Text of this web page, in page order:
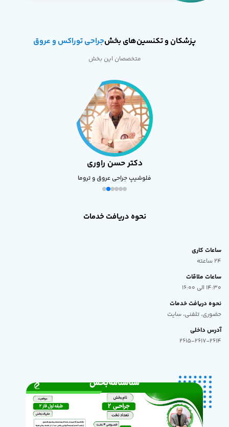
پزشکان و تکنسین‌های بخشجراحی توراکس و عروق
متخصصان این بخش
دکتر حسن راوری
فلوشیپ جراحی عروق و تروما
نحوه دریافت خدمات
ساعات کاری
24 ساعته
ساعات ملاقات
14:30 الی 16:00
نحوه دریافت خدمات
حضوری، تلفنی، سایت
آدرس داخلی
2615-2617-2614